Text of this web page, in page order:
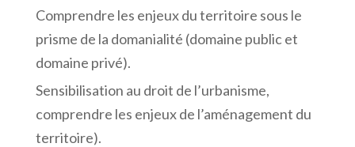
Comprendre les enjeux du territoire sous le
prisme de la domanialité (domaine public et
domaine privé).
Sensibilisation au droit de l’urbanisme,
comprendre les enjeux de l’aménagement du
territoire).